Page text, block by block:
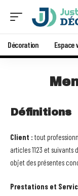
Décoration Espace
Définitions
Client : tout
articles 1123 et
objet des présentes
Prestations et